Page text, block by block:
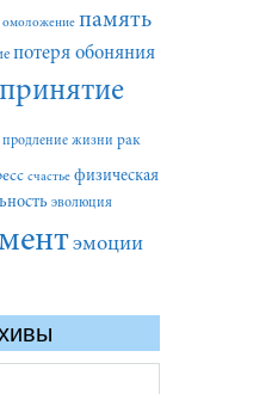
омоложение память
потеря обоняния
принятие
продление жизни рак
счастье физическая
эволюция
эмоции